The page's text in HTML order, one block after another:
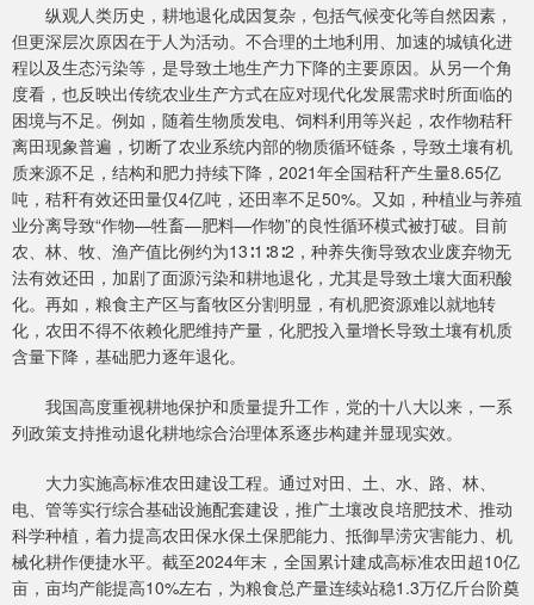
纵观人类历史，耕地退化成因复杂，包括气候变化等自然因素，
但更深层次原因在于人为活动。不合理的土地利用、加速的城镇化进
程以及生态污染等，是导致土地生产力下降的主要原因。从另一个角
度看，也反映出传统农业生产方式在应对现代化发展需求时所面临的
困境与不足。例如，随着生物质发电、饲料利用等兴起，农作物秸秆
离田现象普遍，切断了农业系统内部的物质循环链条，导致土壤有机
质来源不足，结构和肥力持续下降，2021年全国秸秆产生量8.65亿
吨，秸秆有效还田量仅4亿吨，还田率不足50%。又如，种植业与养殖
业分离导致“作物—牲畜—肥料—作物”的良性循环模式被打破。目前
农、林、牧、渔产值比例约为13∶1∶8∶2，种养失衡导致农业废弃物无
法有效还田，加剧了面源污染和耕地退化，尤其是导致土壤大面积酸
化。再如，粮食主产区与畜牧区分割明显，有机肥资源难以就地转
化，农田不得不依赖化肥维持产量，化肥投入量增长导致土壤有机质
含量下降，基础肥力逐年退化。
我国高度重视耕地保护和质量提升工作，党的十八大以来，一系
列政策支持推动退化耕地综合治理体系逐步构建并显现实效。
大力实施高标准农田建设工程。通过对田、土、水、路、林、
电、管等实行综合基础设施配套建设，推广土壤改良培肥技术、推动
科学种植，着力提高农田保水保土保肥能力、抵御旱涝灾害能力、机
械化耕作便捷水平。截至2024年末，全国累计建成高标准农田超10亿
亩，亩均产能提高10%左右，为粮食总产量连续站稳1.3万亿斤台阶奠